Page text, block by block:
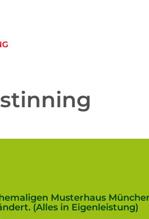
Musterhaus
(Alles in Eigenleistung)